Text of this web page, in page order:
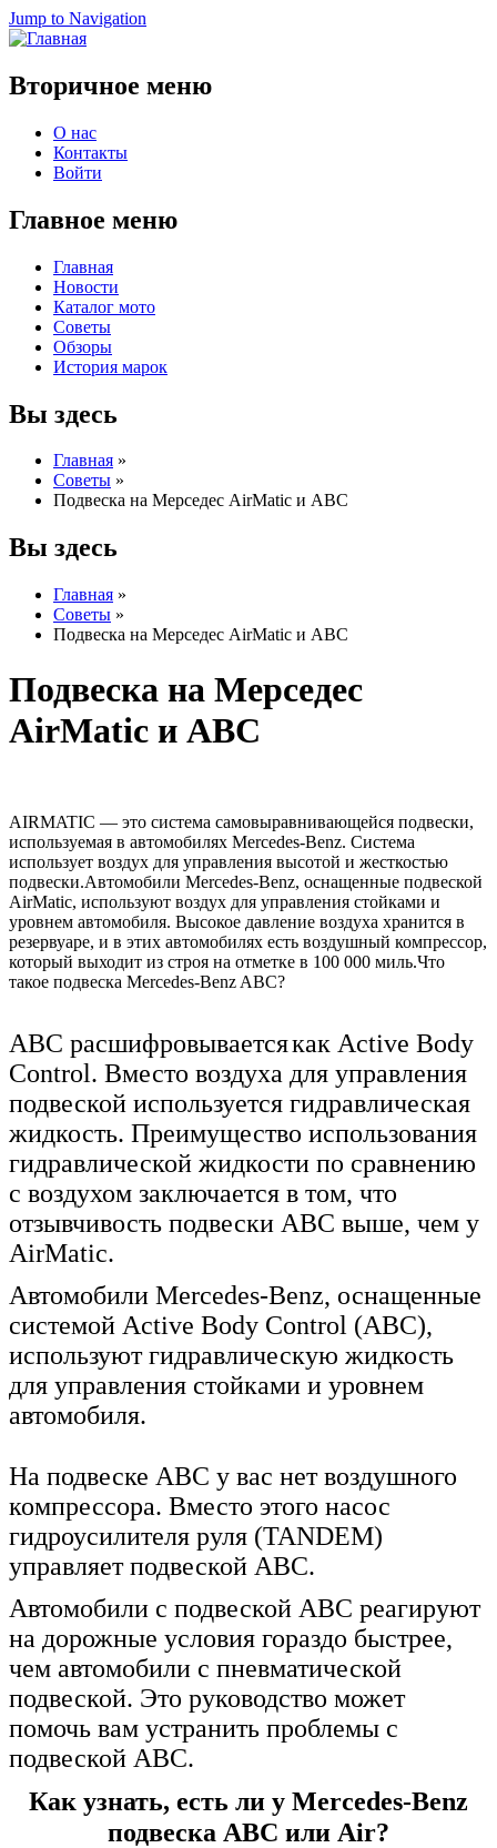
Jump to Navigation
Вторичное меню
О нас
Контакты
Войти
Главное меню
Главная
Новости
Каталог мото
Советы
Обзоры
История марок
Вы здесь
Главная »
Советы »
Подвеска на Мерседес AirMatic и ABC
Вы здесь
Главная »
Советы »
Подвеска на Мерседес AirMatic и ABC
Подвеска на Мерседес
AirMatic и ABC
AIRMATIC — это система самовыравнивающейся подвески,
используемая в автомобилях Mercedes-Benz. Система
использует воздух для управления высотой и жесткостью
подвески.Автомобили Mercedes-Benz, оснащенные подвеской
AirMatic, используют воздух для управления стойками и
уровнем автомобиля. Высокое давление воздуха хранится в
резервуаре, и в этих автомобилях есть воздушный компрессор,
который выходит из строя на отметке в 100 000 миль.Что
такое подвеска Mercedes-Benz ABC?
ABC расшифровываетсякак Active Body
Control. Вместо воздуха для управления
подвеской используется гидравлическая
жидкость. Преимущество использования
гидравлической жидкости по сравнению
с воздухом заключается в том, что
отзывчивость подвески ABC выше, чем у
AirMatic.
Автомобили Mercedes-Benz, оснащенные
системой Active Body Control (ABC),
используют гидравлическую жидкость
для управления стойками и уровнем
автомобиля.
На подвеске ABC у вас нет воздушного
компрессора. Вместо этого насос
гидроусилителя руля (TANDEM)
управляет подвеской ABC.
Автомобили с подвеской ABC реагируют
на дорожные условия гораздо быстрее,
чем автомобили с пневматической
подвеской. Это руководство может
помочь вам устранить проблемы с
подвеской ABC.
Как узнать, есть ли у Mercedes-Benz
подвеска ABC или Air?